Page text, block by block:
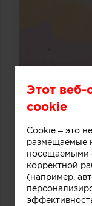
Этот веб-
cookie
Cookie – это
размещаемые
посещаемыми
корректной
(например,